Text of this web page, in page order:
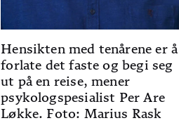
Hensikten med tenårene er å
forlate det faste og begi seg
ut på en reise, mener
psykologspesialist Per Are
Løkke. Foto: Marius Rask